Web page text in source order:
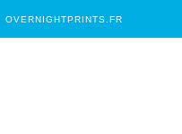
OVERNIGHTPRINTS.FR